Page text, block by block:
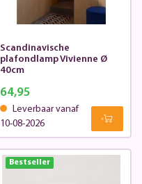
Scandinavische
plafondlamp Vivienne Ø
40cm
64,95
Leverbaar vanaf
10-08-2026
Bestseller